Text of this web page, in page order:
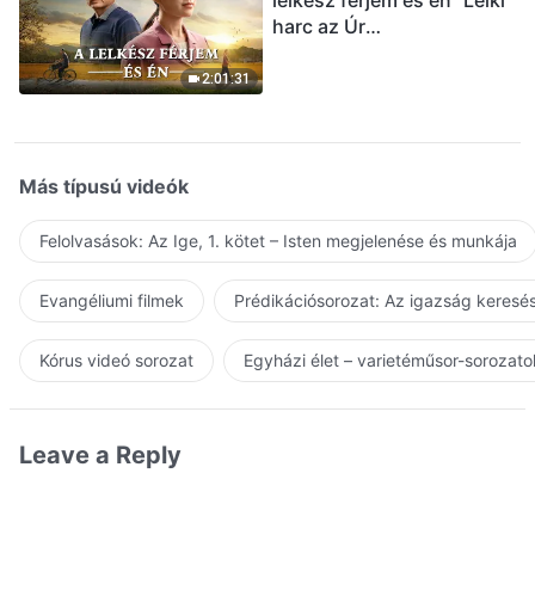
2:01:31
harc az Úr
Más típusú videók
Felolvasások: Az Ige, 1. kötet – Isten megjelenése és munkája
Evangéliumi filmek Prédikációsorozat: Az igazság
Kórus videó sorozat Egyházi élet – varietéműsor-
Leave a Reply